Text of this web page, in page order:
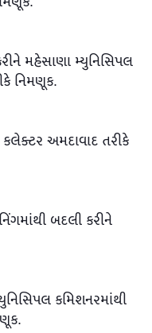
મહેસાણા મ્યુનિસિપલ
નિમણૂક.
અમદાવાદ તરીકે
બદલી કરીને
કમિશનરમાંથી